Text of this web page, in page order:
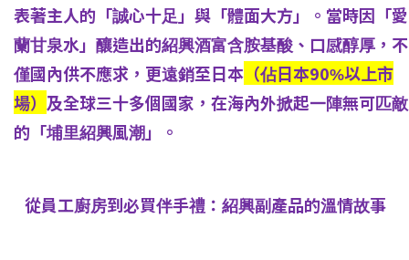
表著主人的「誠心十足」與「體面大方」。當時因「愛
蘭甘泉水」釀造出的紹興酒富含胺基酸、口感醇厚，不
僅國內供不應求，更遠銷至日本 （佔日本90%以上市
場） 及全球三十多個國家，在海內外掀起一陣無可匹敵
的「埔里紹興風潮」。
從員工廚房到必買伴手禮：紹興副產品的溫情故事